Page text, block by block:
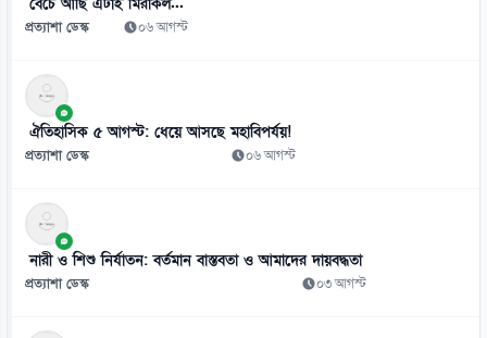
প্রত্যাশা ডেস্ক ০৬ আগস্ট
ঐতিহাসিক ৫ আগস্ট: ধেয়ে আসছে মহাবিপর্যয়!
প্রত্যাশা ডেস্ক ০৬ আগস্ট
নারী ও শিশু নির্যাতন: বর্তমান বাস্তবতা ও আমাদের দায়বদ্ধতা
প্রত্যাশা ডেস্ক ০৩ আগস্ট